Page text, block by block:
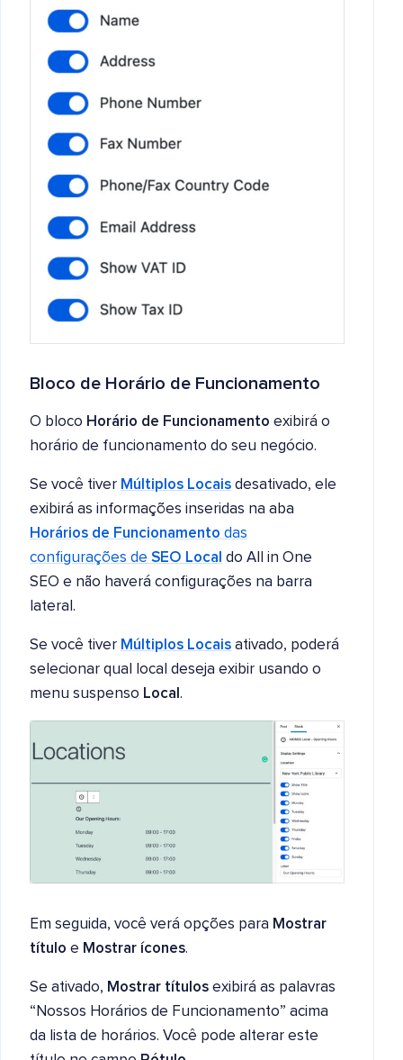
Bloco de Horário de Funcionamento
O bloco Horário de Funcionamento exibirá o
horário de funcionamento do seu negócio.
Se você tiver Múltiplos Locais desativado, ele
exibirá as informações inseridas na aba
Horários de Funcionamento das
configurações de SEO Local do All in One
SEO e não haverá configurações na barra
lateral.
Se você tiver Múltiplos Locais ativado, poderá
selecionar qual local deseja exibir usando o
menu suspenso Local .
Em seguida, você verá opções para Mostrar
título e Mostrar ícones.
Se ativado, Mostrar títulos exibirá as palavras
“Nossos Horários de Funcionamento” acima
da lista de horários. Você pode alterar este